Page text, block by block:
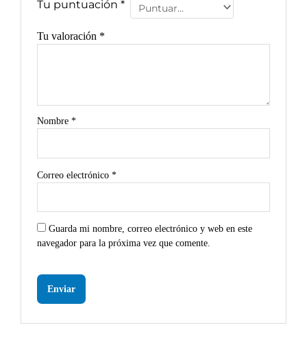
Tu puntuación *
Tu valoración *
Nombre *
Correo electrónico *
Guarda mi nombre, correo electrónico y web en este
navegador para la próxima vez que comente.